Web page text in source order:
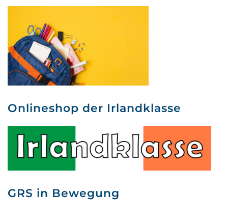
Onlineshop der Irlandklasse
GRS in Bewegung